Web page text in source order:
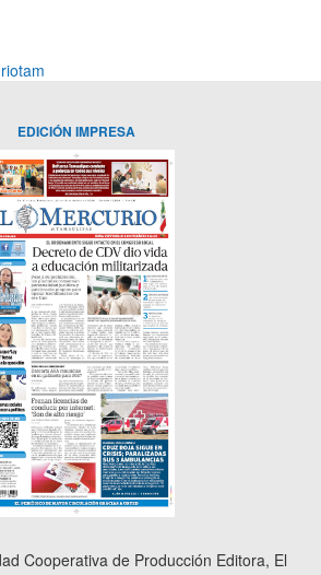
EDICIÓN IMPRESA
Cooperativa de Producción Editora, El